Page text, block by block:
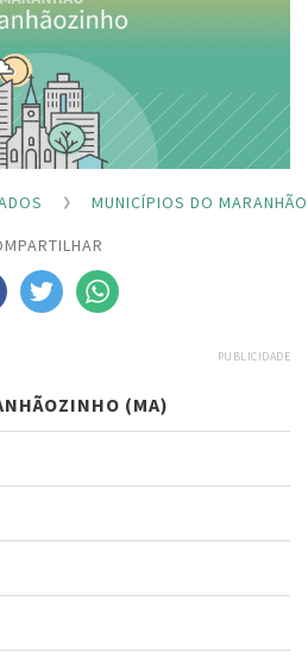
MUNICÍPIOS DO MARANHÃO
PUBLICIDADE
(MA)